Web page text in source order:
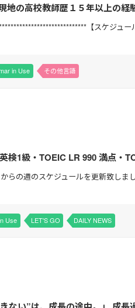
地の高校教師歴１５年以上の
してTOEFLなどアメリカ大学
【スケジュー
in Use その他言語
検1級・TOEIC LR 990 満点・
の週のスケジュールを更新致しま
Use LET'S GO DAILY NEWS